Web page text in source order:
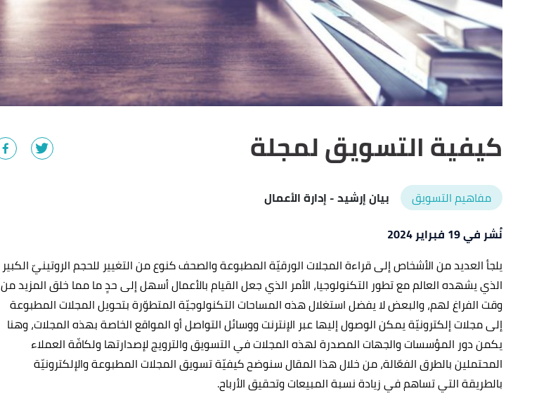
كيفية التسويق لمجلة
مفاهيم التسويق بيان إرشيد- إدارة الأعمال
نُشر في 19 فبراير 2024
يلجأ العديد من الأشخاص إلى قراءة المجلات الورقيّة المطبوعة والصحف كنوع من التغيير للحجم الروتينيّ الكبير
الذي يشهده العالم مع تطور التكنولوجيا، الأمر الذي جعل القيام بالأعمال أسهل إلى حدٍ ما مما خلق المزيد من
وقت الفراغ لهم، والبعض لا يفضل استغلال هذه المساحات التكنولوجيّة المتطوّرة بتحويل المجلات المطبوعة
إلى مجلات إلكترونيّة يمكن الوصول إليها عبر الإنترنت ووسائل التواصل أو المواقع الخاصة بهذه المجلات، وهنا
يكمن دور المؤسسات والجهات المصدرة لهذه المجلات في التسويق والترويج لإصدارتها ولكافّة العملاء
المحتملين بالطرق الفعّالة، من خلال هذا المقال سنوضح كيفيّة تسويق المجلات المطبوعة والإلكترونيّة
بالطريقة التي تساهم في زيادة نسبة المبيعات وتحقيق الأرباح.